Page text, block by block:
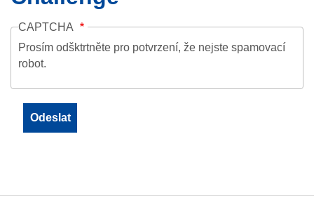
CAPTCHA
Prosím odšktrtněte pro potvrzení, že nejste spamovací
robot.